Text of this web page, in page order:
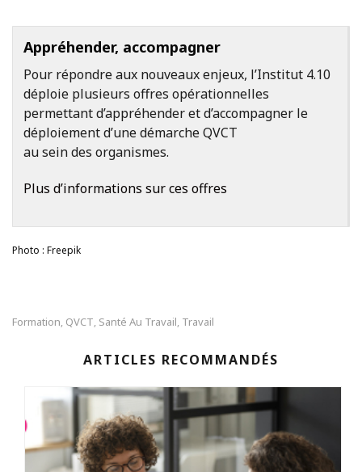
Appréhender, accompagner
Pour répondre aux nouveaux enjeux, l’Institut 4.10
déploie plusieurs offres opérationnelles
permettant d’appréhender et d’accompagner le
déploiement d’une démarche QVCT
au sein des organismes.
Plus d’informations sur ces offres
Photo : Freepik
Formation, QVCT, Santé Au Travail, Travail
ARTICLES RECOMMANDÉS